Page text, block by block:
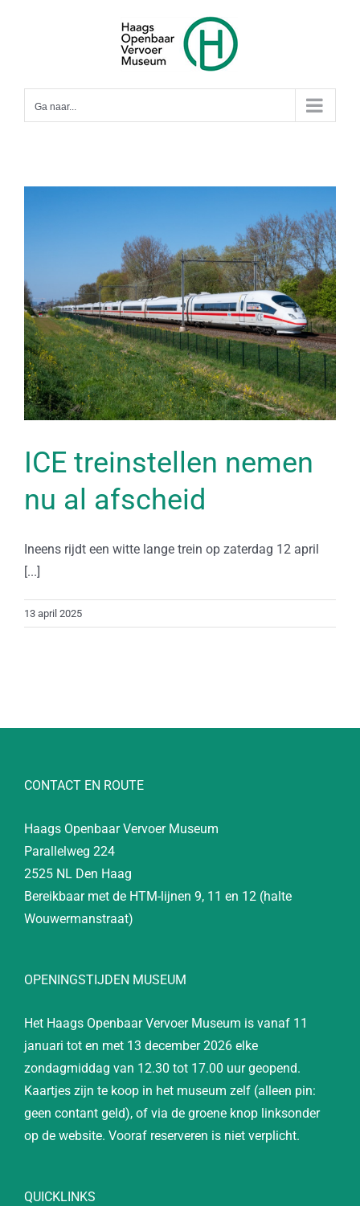
Ga naar...
ICE treinstellen nemen
nu al afscheid
Ineens rijdt een witte lange trein op zaterdag 12 april
[...]
13 april 2025
CONTACT EN ROUTE
Haags Openbaar Vervoer Museum
Parallelweg 224
2525 NL Den Haag
Bereikbaar met de HTM-lijnen 9, 11 en 12 (halte
Wouwermanstraat)
OPENINGSTIJDEN MUSEUM
Het Haags Openbaar Vervoer Museum is vanaf 11
januari tot en met 13 december 2026 elke
zondagmiddag van 12.30 tot 17.00 uur geopend.
Kaartjes zijn te koop in het museum zelf (alleen pin:
geen contant geld), of via de groene knop linksonder
op de website. Vooraf reserveren is niet verplicht.
QUICKLINKS